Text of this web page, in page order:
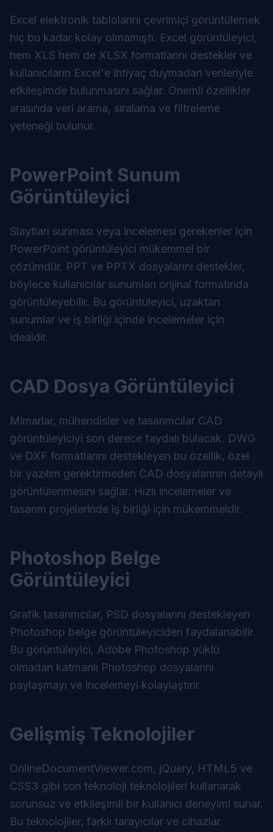
Excel elektronik tablolarını çevrimiçi görüntülemek
hiç bu kadar kolay olmamıştı. Excel görüntüleyici,
hem XLS hem de XLSX formatlarını destekler ve
kullanıcıların Excel'e ihtiyaç duymadan verileriyle
etkileşimde bulunmasını sağlar. Önemli özellikler
arasında veri arama, sıralama ve filtreleme
yeteneği bulunur.
PowerPoint Sunum
Görüntüleyici
Slaytları sunması veya incelemesi gerekenler için
PowerPoint görüntüleyici mükemmel bir
çözümdür. PPT ve PPTX dosyalarını destekler,
böylece kullanıcılar sunumları orijinal formatında
görüntüleyebilir. Bu görüntüleyici, uzaktan
sunumlar ve iş birliği içinde incelemeler için
idealdir.
CAD Dosya Görüntüleyici
Mimarlar, mühendisler ve tasarımcılar CAD
görüntüleyiciyi son derece faydalı bulacak. DWG
ve DXF formatlarını destekleyen bu özellik, özel
bir yazılım gerektirmeden CAD dosyalarının detaylı
görüntülenmesini sağlar. Hızlı incelemeler ve
tasarım projelerinde iş birliği için mükemmeldir.
Photoshop Belge
Görüntüleyici
Grafik tasarımcılar, PSD dosyalarını destekleyen
Photoshop belge görüntüleyiciden faydalanabilir.
Bu görüntüleyici, Adobe Photoshop yüklü
olmadan katmanlı Photoshop dosyalarını
paylaşmayı ve incelemeyi kolaylaştırır.
Gelişmiş Teknolojiler
OnlineDocumentViewer.com, jQuery, HTML5 ve
CSS3 gibi son teknoloji teknolojileri kullanarak
sorunsuz ve etkileşimli bir kullanıcı deneyimi sunar.
Bu teknolojiler, farklı tarayıcılar ve cihazlar